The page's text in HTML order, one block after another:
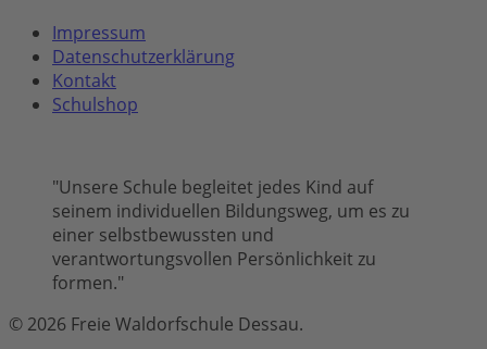
Impressum
Datenschutzerklärung
Kontakt
Schulshop
"Unsere Schule begleitet jedes Kind auf
seinem individuellen Bildungsweg, um es zu
einer selbstbewussten und
verantwortungsvollen Persönlichkeit zu
formen."
© 2026 Freie Waldorfschule Dessau.